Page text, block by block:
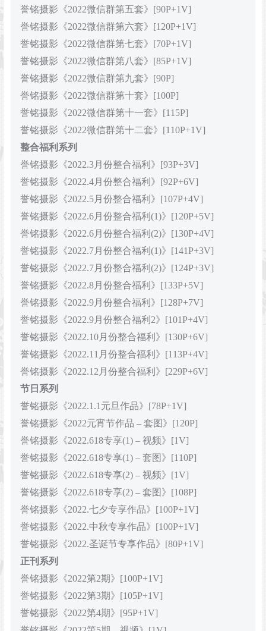
誉铭摄影《2022微信群第五套》[90P+1V]
誉铭摄影《2022微信群第六套》[120P+1V]
誉铭摄影《2022微信群第七套》[70P+1V]
誉铭摄影《2022微信群第八套》[85P+1V]
誉铭摄影《2022微信群第九套》[90P]
誉铭摄影《2022微信群第十套》[100P]
誉铭摄影《2022微信群第十一套》[115P]
誉铭摄影《2022微信群第十二套》[110P+1V]
整合福利系列
誉铭摄影《2022.3月份整合福利》[93P+3V]
誉铭摄影《2022.4月份整合福利》[92P+6V]
誉铭摄影《2022.5月份整合福利》[107P+4V]
誉铭摄影《2022.6月份整合福利(1)》[120P+5V]
誉铭摄影《2022.6月份整合福利(2)》[130P+4V]
誉铭摄影《2022.7月份整合福利(1)》[141P+3V]
誉铭摄影《2022.7月份整合福利(2)》[124P+3V]
誉铭摄影《2022.8月份整合福利》[133P+5V]
誉铭摄影《2022.9月份整合福利》[128P+7V]
誉铭摄影《2022.9月份整合福利2》[101P+4V]
誉铭摄影《2022.10月份整合福利》[130P+6V]
誉铭摄影《2022.11月份整合福利》[113P+4V]
誉铭摄影《2022.12月份整合福利》[229P+6V]
节日系列
誉铭摄影《2022.1.1元旦作品》[78P+1V]
誉铭摄影《2022元宵节作品 – 套图》[120P]
誉铭摄影《2022.618专享(1) – 视频》[1V]
誉铭摄影《2022.618专享(1) – 套图》[110P]
誉铭摄影《2022.618专享(2) – 视频》[1V]
誉铭摄影《2022.618专享(2) – 套图》[108P]
誉铭摄影《2022.七夕专享作品》[100P+1V]
誉铭摄影《2022.中秋专享作品》[100P+1V]
誉铭摄影《2022.圣诞节专享作品》[80P+1V]
正刊系列
誉铭摄影《2022第2期》[100P+1V]
誉铭摄影《2022第3期》[105P+1V]
誉铭摄影《2022第4期》[95P+1V]